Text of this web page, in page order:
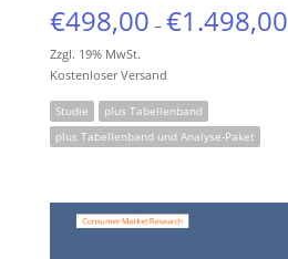
€498,00 – €1.498,00
Zzgl. 19% MwSt.
Kostenloser Versand
Studie
plus Tabellenband
plus Tabellenband und Analyse-Paket